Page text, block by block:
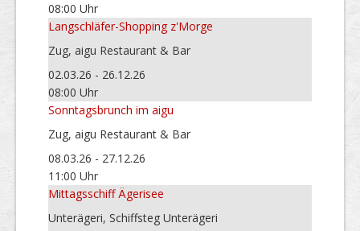
08:00 Uhr
Langschläfer-Shopping z'Morge
Zug, aigu Restaurant & Bar
02.03.26 - 26.12.26
08:00 Uhr
Sonntagsbrunch im aigu
Zug, aigu Restaurant & Bar
08.03.26 - 27.12.26
11:00 Uhr
Mittagsschiff Ägerisee
Unterägeri, Schiffsteg Unterägeri